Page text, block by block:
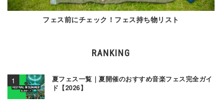
フェス前にチェック！フェス持ち物リスト
RANKING
夏フェス一覧｜夏開催のおすすめ音楽フェス完全ガイ
ド【2026】